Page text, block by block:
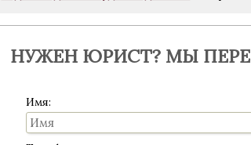
НУЖЕН ЮРИСТ? МЫ
Имя: